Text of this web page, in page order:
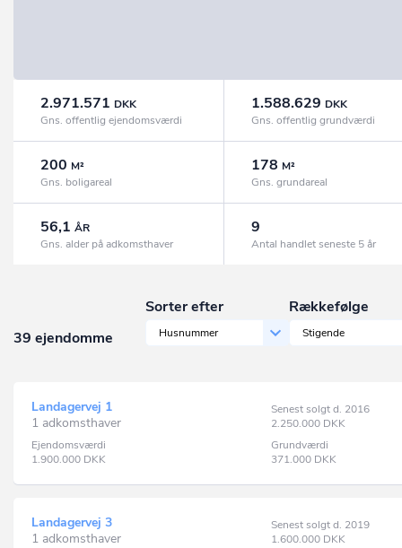
2.971.571 DKK
Gns. offentlig ejendomsværdi
1.588.629 DKK
Gns. offentlig grundværdi
200 M²
Gns. boligareal
178 M²
Gns. grundareal
56,1 ÅR
Gns. alder på adkomsthaver
9
Antal handlet seneste 5 år
39 ejendomme
Sorter efter
Husnummer
Rækkefølge
Stigende
Landagervej 1
1 adkomsthaver
Senest solgt d. 2016
2.250.000 DKK
Ejendomsværdi
1.900.000 DKK
Grundværdi
371.000 DKK
Landagervej 3
1 adkomsthaver
Senest solgt d. 2019
1.600.000 DKK